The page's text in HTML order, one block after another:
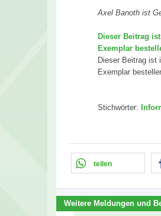
Axel Banoth ist
Dieser Beitrag
Exemplar
Dieser Beitrag ist
Exemplar
Stichwörter:
teilen
Weitere Meldungen und